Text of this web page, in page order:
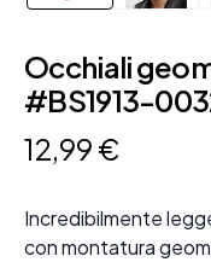
Occhiali
#BS1913-
12,99 €
Incredibilmente
con montatura